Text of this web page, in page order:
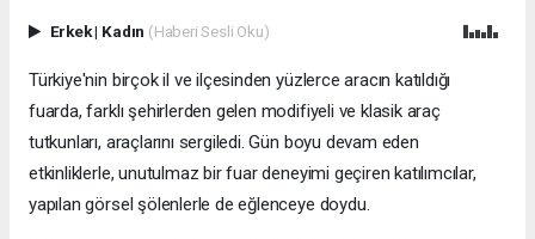
Erkek| Kadın (Haberi Sesli Oku)
Türkiye'nin birçok il ve ilçesinden yüzlerce aracın katıldığı
fuarda, farklı şehirlerden gelen modifiyeli ve klasik araç
tutkunları, araçlarını sergiledi. Gün boyu devam eden
etkinliklerle, unutulmaz bir fuar deneyimi geçiren katılımcılar,
yapılan görsel şölenlerle de eğlenceye doydu.